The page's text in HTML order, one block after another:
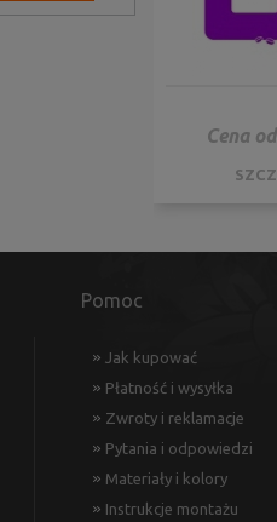
Cena
Pomoc
Jak kupować
Płatność i wysyłka
Zwroty i reklamacje
Pytania i odpowiedzi
Materiały i kolory
Instrukcje montażu